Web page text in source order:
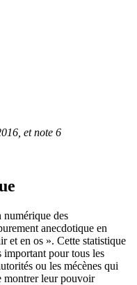
et note 6
numérique des
anecdotique en
et en os ». Cette statistique
important pour tous les
ou les mécènes qui
montrer leur pouvoir